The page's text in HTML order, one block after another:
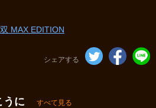
MAX EDITION
シェアする
うに
すべて見る